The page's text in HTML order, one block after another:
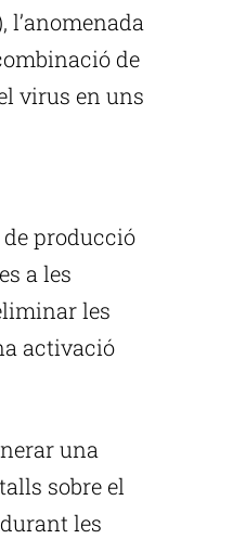
de
virus en uns
producció
a les
les
activació
una
sobre el
les